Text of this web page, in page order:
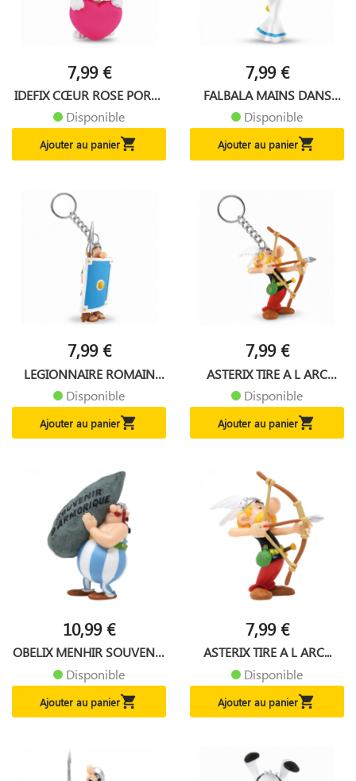
7,99 €
IDEFIX CŒUR ROSE PORTE
CLES...
Disponible
Ajouter au panier
7,99 €
FALBALA MAINS DANS
LES...
Disponible
Ajouter au panier
7,99 €
LEGIONNAIRE ROMAIN
TERRIFIE...
Disponible
Ajouter au panier
7,99 €
ASTERIX TIRE A L ARC
PORTE...
Disponible
Ajouter au panier
10,99 €
OBELIX MENHIR SOUVENIR
Disponible
Ajouter au panier
7,99 €
ASTERIX TIRE A L ARC...
Disponible
Ajouter au panier